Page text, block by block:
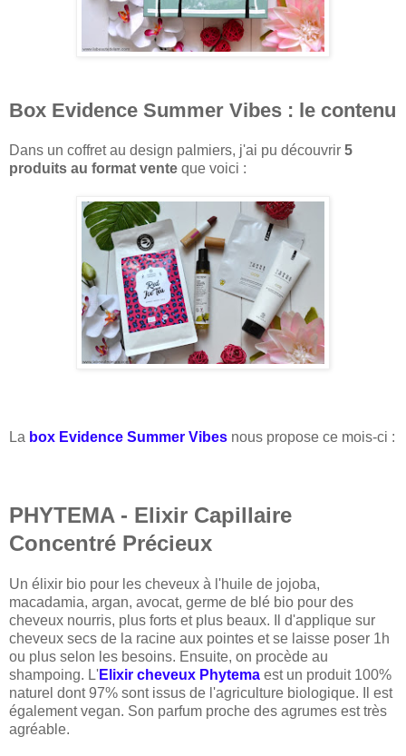
Box Evidence Summer Vibes : le contenu
Dans un coffret au design palmiers, j'ai pu découvrir 5
produits au format vente que voici :
La box Evidence Summer Vibes nous propose ce mois-ci :
PHYTEMA - Elixir Capillaire
Concentré Précieux
Un élixir bio pour les cheveux à l'huile de jojoba,
macadamia, argan, avocat, germe de blé bio pour des
cheveux nourris, plus forts et plus beaux. Il d'applique sur
cheveux secs de la racine aux pointes et se laisse poser 1h
ou plus selon les besoins. Ensuite, on procède au
shampoing. L'Elixir cheveux Phytema est un produit 100%
naturel dont 97% sont issus de l'agriculture biologique. Il est
également vegan. Son parfum proche des agrumes est très
agréable.